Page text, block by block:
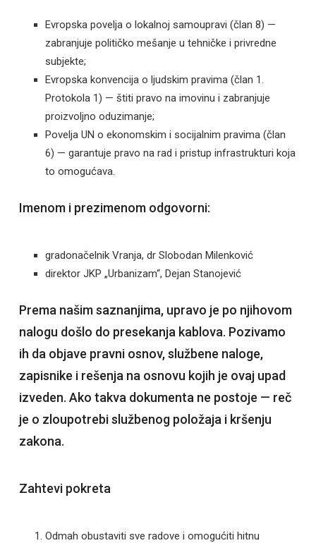
Evropska povelja o lokalnoj samoupravi (član 8) —
zabranjuje političko mešanje u tehničke i privredne
subjekte;
Evropska konvencija o ljudskim pravima (član 1.
Protokola 1) — štiti pravo na imovinu i zabranjuje
proizvoljno oduzimanje;
Povelja UN o ekonomskim i socijalnim pravima (član
6) — garantuje pravo na rad i pristup infrastrukturi koja
to omogućava.
Imenom i prezimenom odgovorni:
gradonačelnik Vranja, dr Slobodan Milenković
direktor JKP „Urbanizam“, Dejan Stanojević
Prema našim saznanjima, upravo je po njihovom
nalogu došlo do presekanja kablova. Pozivamo
ih da objave pravni osnov, službene naloge,
zapisnike i rešenja na osnovu kojih je ovaj upad
izveden. Ako takva dokumenta ne postoje — reč
je o zloupotrebi službenog položaja i kršenju
zakona.
Zahtevi pokreta
Odmah obustaviti sve radove i omogućiti hitnu